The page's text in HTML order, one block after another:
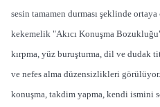
sesin tamamen durması şeklinde
kekemelik "Akıcı Konuşma
kırpma, yüz buruşturma, dil ve dudak
ve nefes alma düzensizlikleri
konuşma, takdim yapma, kendi ismini